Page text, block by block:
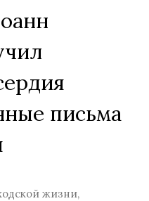
письма
жизни,